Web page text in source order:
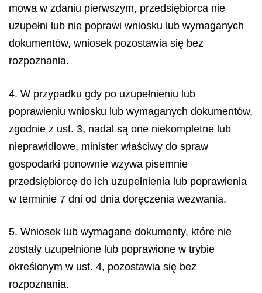
mowa w zdaniu pierwszym, przedsiębiorca nie
uzupełni lub nie poprawi wniosku lub wymaganych
dokumentów, wniosek pozostawia się bez
rozpoznania.
4. W przypadku gdy po uzupełnieniu lub
poprawieniu wniosku lub wymaganych dokumentów,
zgodnie z ust. 3, nadal są one niekompletne lub
nieprawidłowe, minister właściwy do spraw
gospodarki ponownie wzywa pisemnie
przedsiębiorcę do ich uzupełnienia lub poprawienia
w terminie 7 dni od dnia doręczenia wezwania.
5. Wniosek lub wymagane dokumenty, które nie
zostały uzupełnione lub poprawione w trybie
określonym w ust. 4, pozostawia się bez
rozpoznania.